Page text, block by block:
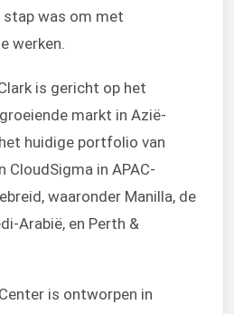
was om met
werken.
is gericht op het
markt in Azië-
huidige portfolio van
CloudSigma in APAC-
waaronder Manilla, de
Arabië, en Perth &
is ontworpen in